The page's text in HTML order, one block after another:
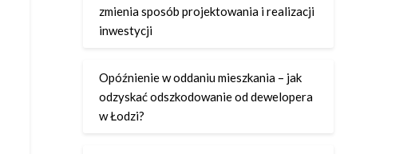
zmienia sposób projektowania i realizacji
inwestycji
Opóźnienie w oddaniu mieszkania – jak
odzyskać odszkodowanie od dewelopera
w Łodzi?